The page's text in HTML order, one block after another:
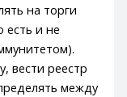
на торги
есть и не
вести реестр
между